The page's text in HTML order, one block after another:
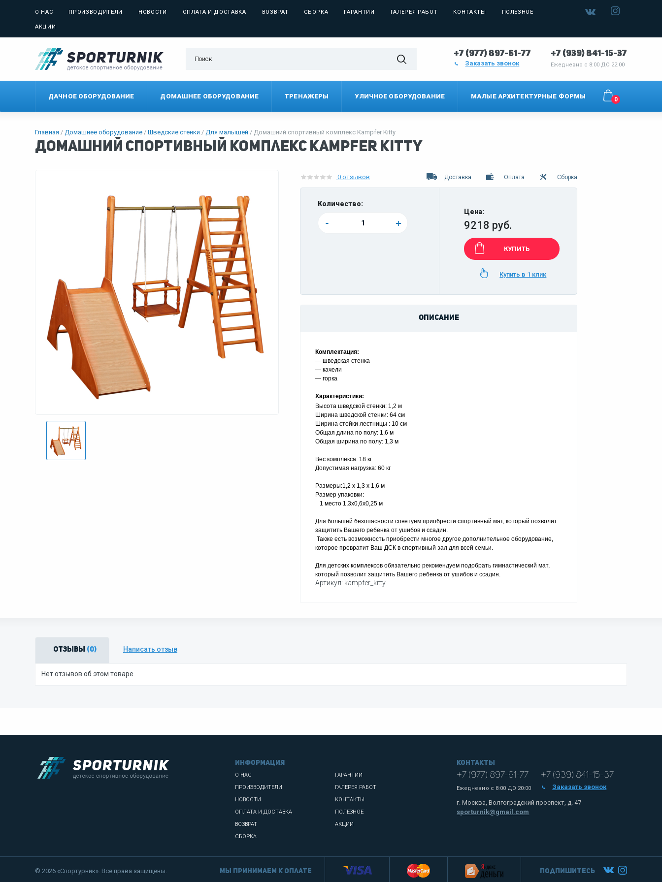
О НАС ПРОИЗВОДИТЕЛИ НОВОСТИ ОПЛАТА И ДОСТАВКА ВОЗВРАТ СБОРКА ГАРАНТИИ ГАЛЕРЕЯ РАБОТ КОНТАКТЫ ПОЛЕЗНОЕ
АКЦИИ
+7 (977) 897-61-77
Заказать звонок
+7 (939) 841-15-37
Ежедневно с 8:00 ДО 22:00
ДАЧНОЕ ОБОРУДОВАНИЕ ДОМАШНЕЕ ОБОРУДОВАНИЕ ТРЕНАЖЕРЫ УЛИЧНОЕ ОБОРУДОВАНИЕ МАЛЫЕ АРХИТЕКТУРНЫЕ ФОРМЫ 0
Главная Домашнее оборудование Шведские стенки Для малышей Домашний спортивный комплекс Kampfer Kitty
Домашний спортивный комплекс Kampfer Kitty
0 отзывов Доставка Оплата Сборка
Количество:
- +
Цена:
9218 руб.
КУПИТЬ
Купить в 1 клик
ОПИСАНИЕ
Комплектация:
— шведская стенка
— качели
— горка
Характеристики:
Высота шведской стенки: 1,2 м
Ширина шведской стенки: 64 см
Ширина стойки лестницы : 10 см
Общая длина по полу: 1,6 м
Общая ширина по полу: 1,3 м
Вес комплекса: 18 кг
Допустимая нагрузка: 60 кг
Размеры:1,2 х 1,3 х 1,6 м
Размер упаковки:
1 место 1,3х0,6х0,25 м
Для большей безопасности советуем приобрести спортивный мат, который позволит
защитить Вашего ребенка от ушибов и ссадин.
Также есть возможность приобрести многое другое дополнительное оборудование,
которое превратит Ваш ДСК в спортивный зал для всей семьи.
Для детских комплексов обязательно рекомендуем подобрать гимнастический мат,
который позволит защитить Вашего ребенка от ушибов и ссадин.
Артикул: kampfer_kitty
Отзывы (0) Написать отзыв
Нет отзывов об этом товаре.
информация
О НАС
ПРОИЗВОДИТЕЛИ
НОВОСТИ
ОПЛАТА И ДОСТАВКА
ВОЗВРАТ
СБОРКА
ГАРАНТИИ
ГАЛЕРЕЯ РАБОТ
КОНТАКТЫ
ПОЛЕЗНОЕ
АКЦИИ
Контакты
+7 (977) 897-61-77
Ежедневно с 8:00 ДО 20:00
+7 (939) 841-15-37
Заказать звонок
г. Москва, Волгоградский проспект, д. 47
sporturnik@gmail.com
© 2026 «Спортурник». Все права защищены. Мы принимаем к оплате Подпишитесь